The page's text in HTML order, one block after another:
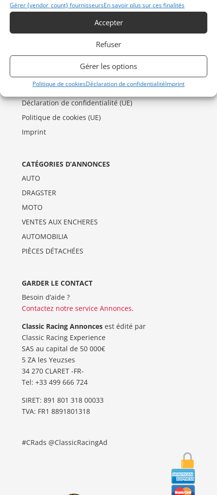
Gérer {vendor_count} fournisseursEn savoir plus sur ces finalités
Accepter
Refuser
Gérer les options
Politique de cookiesDéclaration de confidentialitéImprint
Mentions Légales
Déclaration de confidentialité (UE)
Politique de cookies (UE)
Imprint
CATÉGORIES D’ANNONCES
AUTO
DRAGSTER
MOTO
VENTES AUX ENCHERES
AUTOMOBILIA
PIÈCES DÉTACHÉES
GARDER LE CONTACT
Besoin d’aide ?
Contactez notre service Annonces.
Classic Racing Annoncesest édité par
Classic Racing Experience
SAS au capital de 50 000€
5 ZA les Yeuzses
34 270 CLARET -FR-
Tel: ‭+33 499 666 724‬
SIRET: 891 801 318 00033
TVA: FR1 8891801318
#CRads @ClassicRacingAd